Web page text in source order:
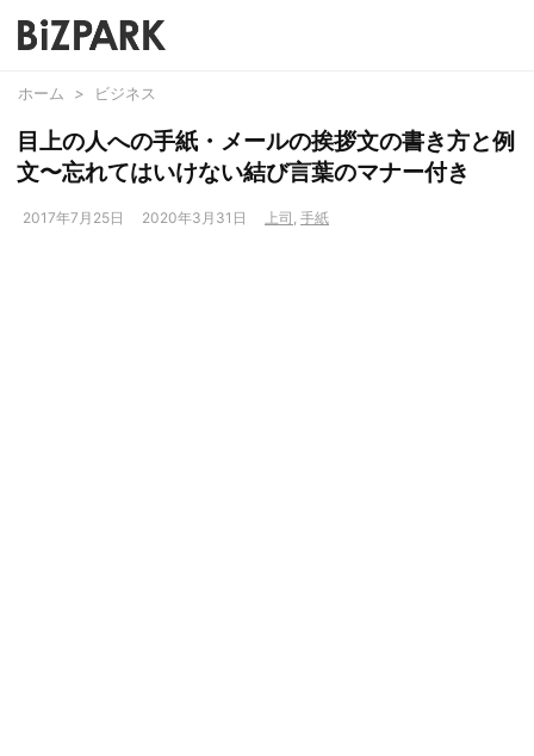
ホーム > ビジネス
目上の人への手紙・メールの挨拶文の書き方と例
文〜忘れてはいけない結び言葉のマナー付き
2017年7月25日 2020年3月31日 上司 , 手紙